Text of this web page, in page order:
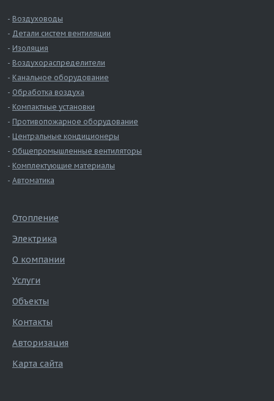
Воздуховоды
Детали систем вентиляции
Изоляция
Воздухораспределители
Канальное оборудование
Обработка воздуха
Компактные установки
Противопожарное оборудование
Центральные кондиционеры
Общепромышленные вентиляторы
Комплектующие материалы
Автоматика
Отопление
Электрика
О компании
Услуги
Объекты
Контакты
Авторизация
Карта сайта